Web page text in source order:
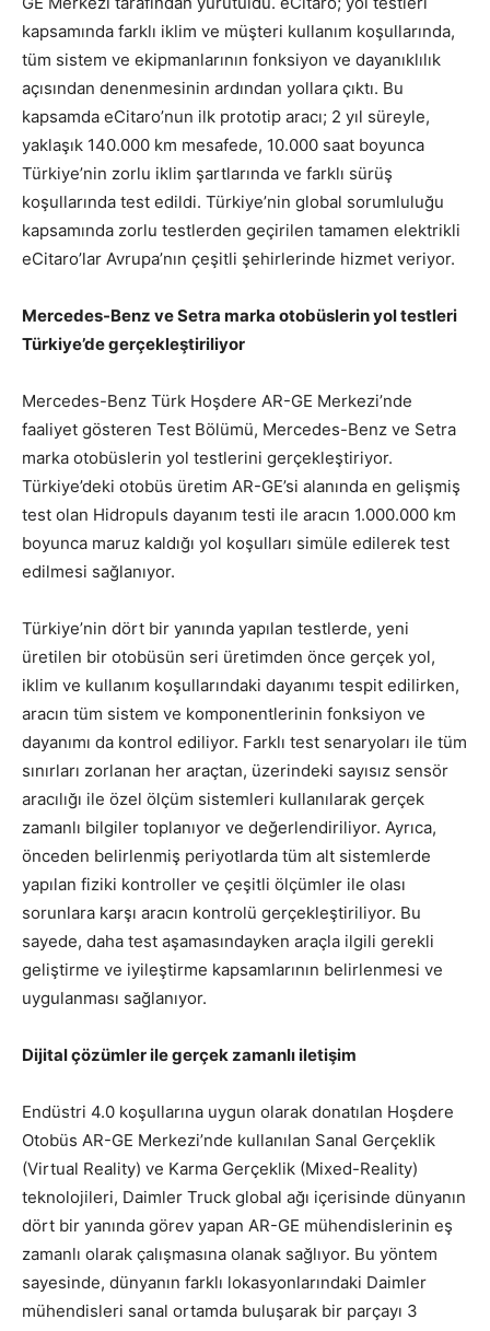
kapsamında farklı iklim ve müşteri kullanım koşullarında,
tüm sistem ve ekipmanlarının fonksiyon ve dayanıklılık
açısından denenmesinin ardından yollara çıktı. Bu
kapsamda eCitaro’nun ilk prototip aracı; 2 yıl süreyle,
yaklaşık 140.000 km mesafede, 10.000 saat boyunca
Türkiye’nin zorlu iklim şartlarında ve farklı sürüş
koşullarında test edildi. Türkiye’nin global sorumluluğu
kapsamında zorlu testlerden geçirilen tamamen elektrikli
eCitaro’lar Avrupa’nın çeşitli şehirlerinde hizmet veriyor.
Mercedes-Benz ve Setra marka otobüslerin yol testleri
Türkiye’de gerçekleştiriliyor
Mercedes-Benz Türk Hoşdere AR-GE Merkezi’nde
faaliyet gösteren Test Bölümü, Mercedes-Benz ve Setra
marka otobüslerin yol testlerini gerçekleştiriyor.
Türkiye’deki otobüs üretim AR-GE’si alanında en gelişmiş
test olan Hidropuls dayanım testi ile aracın 1.000.000 km
boyunca maruz kaldığı yol koşulları simüle edilerek test
edilmesi sağlanıyor.
Türkiye’nin dört bir yanında yapılan testlerde, yeni
üretilen bir otobüsün seri üretimden önce gerçek yol,
iklim ve kullanım koşullarındaki dayanımı tespit edilirken,
aracın tüm sistem ve komponentlerinin fonksiyon ve
dayanımı da kontrol ediliyor. Farklı test senaryoları ile tüm
sınırları zorlanan her araçtan, üzerindeki sayısız sensör
aracılığı ile özel ölçüm sistemleri kullanılarak gerçek
zamanlı bilgiler toplanıyor ve değerlendiriliyor. Ayrıca,
önceden belirlenmiş periyotlarda tüm alt sistemlerde
yapılan fiziki kontroller ve çeşitli ölçümler ile olası
sorunlara karşı aracın kontrolü gerçekleştiriliyor. Bu
sayede, daha test aşamasındayken araçla ilgili gerekli
geliştirme ve iyileştirme kapsamlarının belirlenmesi ve
uygulanması sağlanıyor.
Dijital çözümler ile gerçek zamanlı iletişim
Endüstri 4.0 koşullarına uygun olarak donatılan Hoşdere
Otobüs AR-GE Merkezi’nde kullanılan Sanal Gerçeklik
(Virtual Reality) ve Karma Gerçeklik (Mixed-Reality)
teknolojileri, Daimler Truck global ağı içerisinde dünyanın
dört bir yanında görev yapan AR-GE mühendislerinin eş
zamanlı olarak çalışmasına olanak sağlıyor. Bu yöntem
sayesinde, dünyanın farklı lokasyonlarındaki Daimler
mühendisleri sanal ortamda buluşarak bir parçayı 3